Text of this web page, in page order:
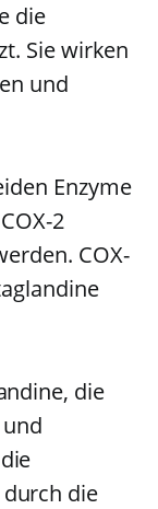
die
Sie wirken
und
Enzyme
2
COX-
die
die